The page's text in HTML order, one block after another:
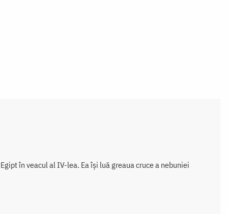
în veacul al IV-lea. Ea își luă greaua cruce a nebuniei